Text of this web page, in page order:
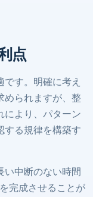
点
す。明確に考え
められますが、整
により、パターン
する規律を構築す
い中断のない時間
完成させることが